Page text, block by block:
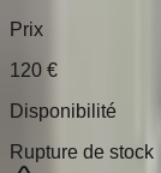
Prix
120 €
Disponibilité
Rupture de stock